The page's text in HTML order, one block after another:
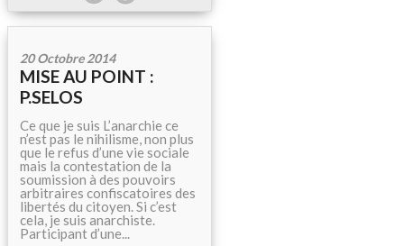
20 Octobre 2014
MISE AU POINT :
P.SELOS
Ce que je suis L’anarchie ce
n’est pas le nihilisme, non plus
que le refus d’une vie sociale
mais la contestation de la
soumission à des pouvoirs
arbitraires confiscatoires des
libertés du citoyen. Si c’est
cela, je suis anarchiste.
Participant d’une...